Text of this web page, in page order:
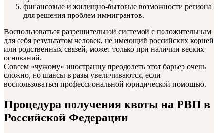
финансовые и жилищно-бытовые возможности региона
для решения проблем иммигрантов.
Воспользоваться разрешительной системой с положительным
для себя результатом человек, не имеющий российских корней
или родственных связей, может только при наличии веских
оснований.
Совсем «чужому» иностранцу преодолеть этот барьер очень
сложно, но шансы в разы увеличиваются, если
воспользоваться профессиональной юридической помощью.
Процедура получения квоты на РВП в
Российской Федерации